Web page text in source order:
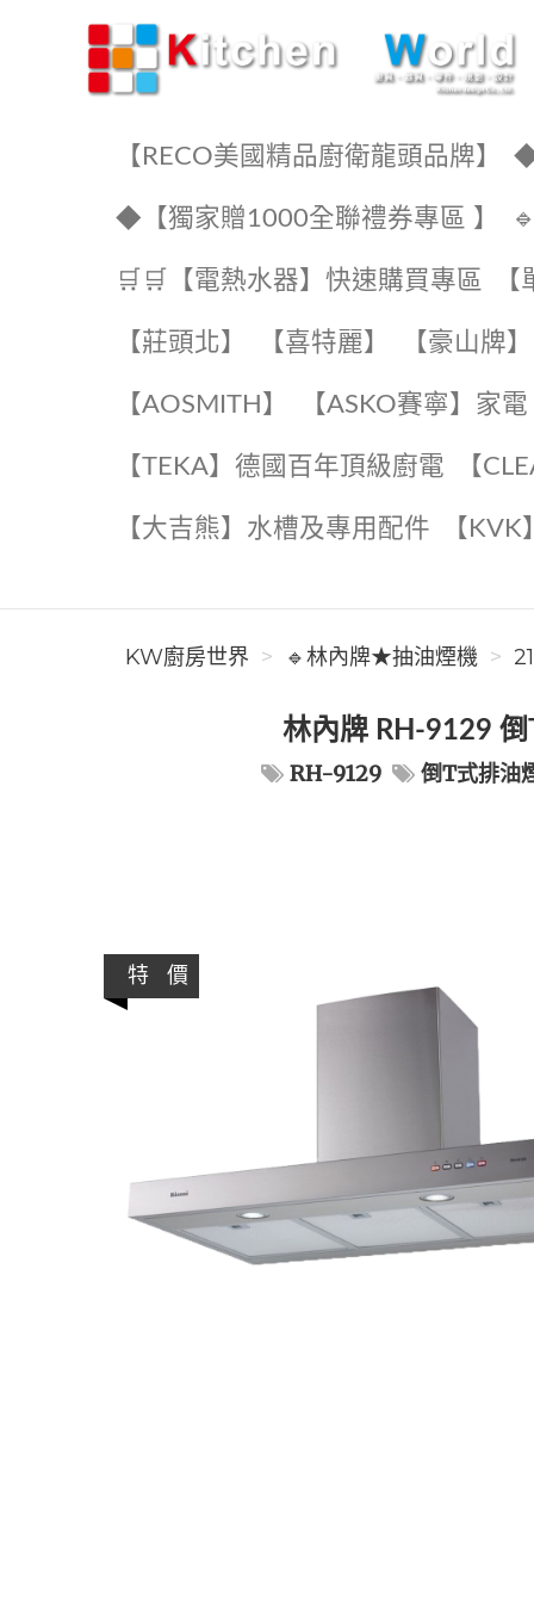
【RECO美國精品廚衛龍頭品牌】 ◆
◆【獨家贈1000全聯禮券專區 】
🛒🛒【電熱水器】快速購買專區
【莊頭北】 【喜特麗】 【豪山牌】
【AOSMITH】 【ASKO賽寧】家電
️【TEKA】️德國百年頂級廚電 【
【大吉熊】水槽及專用配件 【
KW廚房世界 🔹林內牌★抽油煙機
林內牌 RH-9129
RH-9129 倒T式排油
特 價